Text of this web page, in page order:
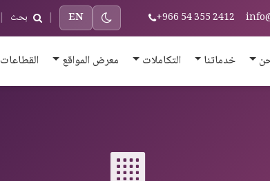
+966 54 355 2412
EN
| بحث |
خدماتنا التكاملات معرض المواقع القطاعات